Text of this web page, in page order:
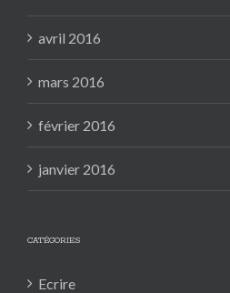
avril 2016
mars 2016
février 2016
janvier 2016
CATÉGORIES
Ecrire